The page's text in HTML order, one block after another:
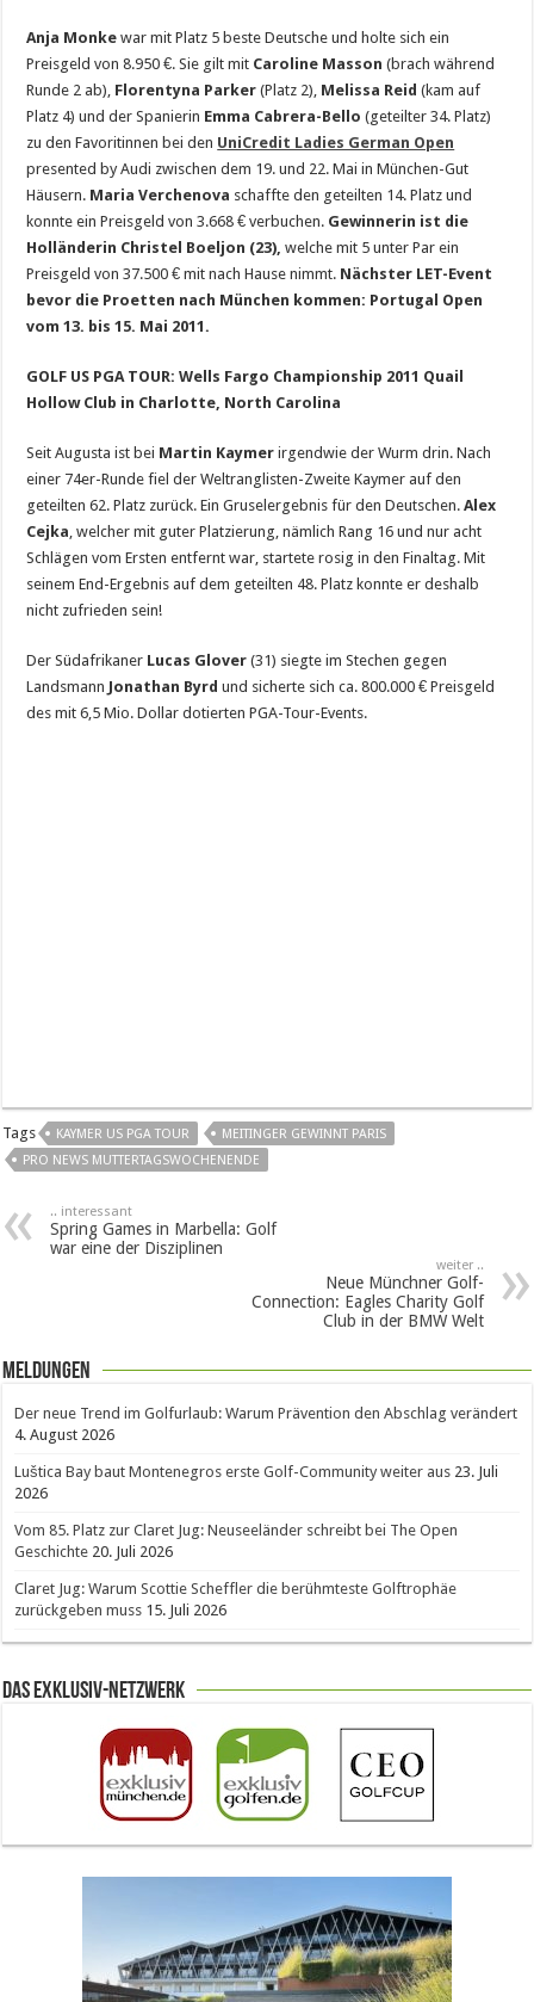
Anja Monke war mit Platz 5 beste Deutsche und holte sich ein
Preisgeld von 8.950 €. Sie gilt mit Caroline Masson (brach während
Runde 2 ab), Florentyna Parker (Platz 2), Melissa Reid (kam auf
Platz 4) und der Spanierin Emma Cabrera-Bello (geteilter 34. Platz)
zu den Favoritinnen bei den UniCredit Ladies German Open
presented by Audi zwischen dem 19. und 22. Mai in München-Gut
Häusern. Maria Verchenova schaffte den geteilten 14. Platz und
konnte ein Preisgeld von 3.668 € verbuchen. Gewinnerin ist die
Holländerin Christel Boeljon (23),welche mit 5 unter Par ein
Preisgeld von 37.500 € mit nach Hause nimmt. Nächster LET-Event
bevor die Proetten nach München kommen: Portugal Open
vom 13. bis 15. Mai 2011.
GOLF US PGA TOUR: Wells Fargo Championship 2011 Quail
Hollow Club in Charlotte, North Carolina
Seit Augusta ist bei Martin Kaymerirgendwie der Wurm drin. Nach
einer 74er-Runde fiel der Weltranglisten-Zweite Kaymer auf den
geteilten 62. Platz zurück. Ein Gruselergebnis für den Deutschen.Alex
Cejka , welcher mit guter Platzierung, nämlich Rang 16 und nur acht
Schlägen vom Ersten entfernt war, startete rosig in den Finaltag. Mit
seinem End-Ergebnis auf dem geteilten 48. Platz konnte er deshalb
nicht zufrieden sein!
Der Südafrikaner Lucas Glover (31) siegte im Stechen gegen
Landsmann Jonathan Byrd und sicherte sich ca. 800.000 € Preisgeld
des mit 6,5 Mio. Dollar dotierten PGA-Tour-Events.
Tags KAYMER US PGA TOUR
MEITINGER GEWINNT PARIS
PRO NEWS MUTTERTAGSWOCHENENDE
.. interessant
Spring Games in Marbella: Golf
war eine der Disziplinen
weiter ..
Neue Münchner Golf-
Connection: Eagles Charity Golf
Club in der BMW Welt
Meldungen
Der neue Trend im Golfurlaub: Warum Prävention den Abschlag verändert
4. August 2026
Luštica Bay baut Montenegros erste Golf-Community weiter aus 23. Juli
2026
Vom 85. Platz zur Claret Jug: Neuseeländer schreibt bei The Open
Geschichte 20. Juli 2026
Claret Jug: Warum Scottie Scheffler die berühmteste Golftrophäe
zurückgeben muss 15. Juli 2026
Das Exklusiv-Netzwerk